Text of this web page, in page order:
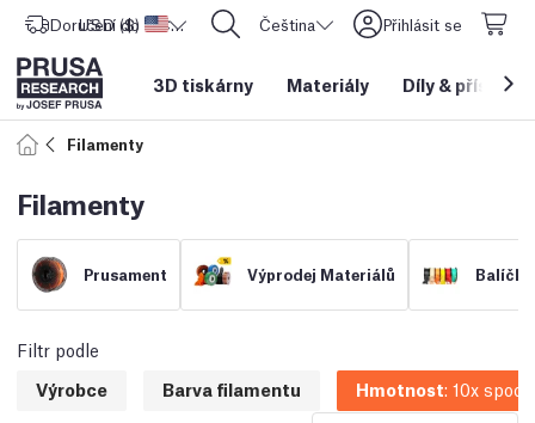
Doručení do Spojené státy americké
USD ($) CORE One L: Nyní skladem! Čeština Přihlásit se
3D tiskárny Materiály Díly &
Filamenty
Filamenty
Prusament Výprodej Materiálů
Filtr podle
Výrobce
Barva filamentu Hmotnost: 10x